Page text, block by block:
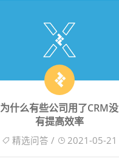
为什么有些公司用了CRM没
有提高效率
精选问答 / 2021-05-21